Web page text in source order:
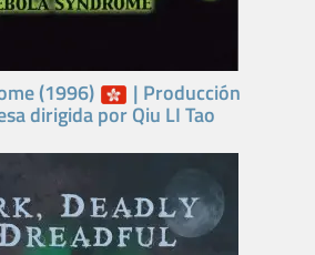
(1996) | Producción
dirigida por Qiu LI Tao